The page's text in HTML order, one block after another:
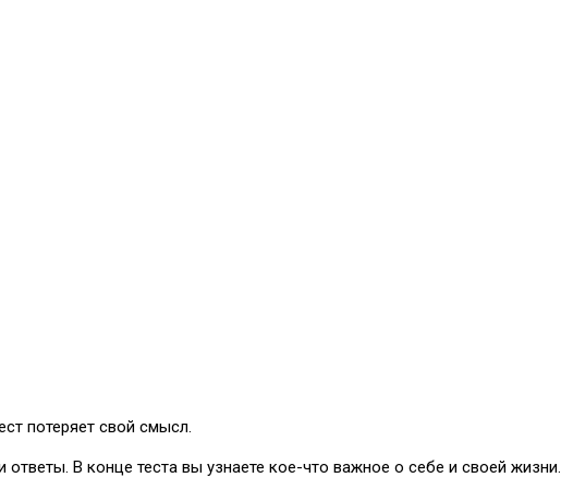
потеряет свой смысл.
В конце теста вы узнаете кое-что важное о себе и своей жизни.